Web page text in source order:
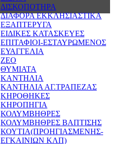
ΔΙΣΚΟΠΟΤΗΡΑ
ΔΙΑΦΟΡΑ ΕΚΚΛΗΣΙΑΣΤΙΚΑ
ΕΞΑΠΤΕΡΥΓΑ
ΕΙΔΙΚΕΣ ΚΑΤΑΣΚΕΥΕΣ
ΕΠΙΤΑΦΙΟΙ-ΕΣΤΑΥΡΩΜΕΝΟΣ
ΕΥΑΓΓΕΛΙΑ
ΖΕΟ
ΘΥΜΙΑΤΑ
ΚΑΝΤΗΛΙΑ
ΚΑΝΤΗΛΙΑ ΑΓ.ΤΡΑΠΕΖΑΣ
ΚΗΡΟΘΗΚΕΣ
ΚΗΡΟΠΗΓΙΑ
ΚΟΛΥΜΒΗΘΡΕΣ
ΚΟΛΥΜΒΗΘΡΕΣ ΒΑΠΤΙΣΗΣ
ΚΟΥΤΙΑ(ΠΡΟΗΓΙΑΣΜΕΝΗΣ-
ΕΓΚΑΙΝΙΩΝ ΚΛΠ)